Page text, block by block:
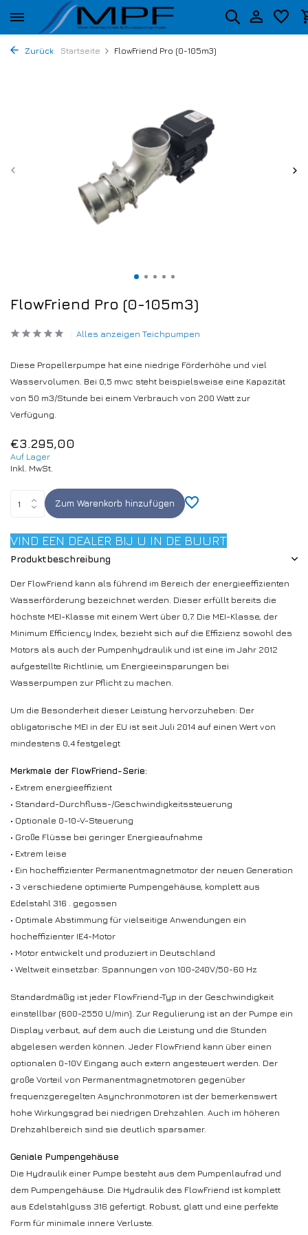
Zurück Startseite FlowFriend Pro (0-105m3)
FlowFriend Pro (0-105m3)
Alles anzeigen Teichpumpen
Diese Propellerpumpe hat eine niedrige Förderhöhe und viel
Wasservolumen. Bei 0,5 mwc steht beispielsweise eine Kapazität
von 50 m3/Stunde bei einem Verbrauch von 200 Watt zur
Verfügung.
€3.295,00
Auf Lager
Inkl. MwSt.
Zum Warenkorb hinzufügen
VIND EEN DEALER BIJ U IN DE BUURT
Produktbeschreibung
Der FlowFriend kann als führend im Bereich der energieeffizienten
Wasserförderung bezeichnet werden. Dieser erfüllt bereits die
höchste MEI-Klasse mit einem Wert über 0,7. Die MEI-Klasse, der
Minimum Efficiency Index, bezieht sich auf die Effizienz sowohl des
Motors als auch der Pumpenhydraulik und ist eine im Jahr 2012
aufgestellte Richtlinie, um Energieeinsparungen bei
Wasserpumpen zur Pflicht zu machen.
Um die Besonderheit dieser Leistung hervorzuheben: Der
obligatorische MEI in der EU ist seit Juli 2014 auf einen Wert von
mindestens 0,4 festgelegt
Merkmale der FlowFriend-Serie:
• Extrem energieeffizient
• Standard-Durchfluss-/Geschwindigkeitssteuerung
• Optionale 0-10-V-Steuerung
• Große Flüsse bei geringer Energieaufnahme
• Extrem leise
• Ein hocheffizienter Permanentmagnetmotor der neuen Generation
• 3 verschiedene optimierte Pumpengehäuse, komplett aus
Edelstahl 316 . gegossen
• Optimale Abstimmung für vielseitige Anwendungen ein
hocheffizienter IE4-Motor
• Motor entwickelt und produziert in Deutschland
• Weltweit einsetzbar: Spannungen von 100-240V/50-60 Hz
Standardmäßig ist jeder FlowFriend-Typ in der Geschwindigkeit
einstellbar (600-2550 U/min). Zur Regulierung ist an der Pumpe ein
Display verbaut, auf dem auch die Leistung und die Stunden
abgelesen werden können. Jeder FlowFriend kann über einen
optionalen 0-10V Eingang auch extern angesteuert werden. Der
große Vorteil von Permanentmagnetmotoren gegenüber
frequenzgeregelten Asynchronmotoren ist der bemerkenswert
hohe Wirkungsgrad bei niedrigen Drehzahlen. Auch im höheren
Drehzahlbereich sind sie deutlich sparsamer.
Geniale Pumpengehäuse
Die Hydraulik einer Pumpe besteht aus dem Pumpenlaufrad und
dem Pumpengehäuse. Die Hydraulik des FlowFriend ist komplett
aus Edelstahlguss 316 gefertigt. Robust, glatt und eine perfekte
Form für minimale innere Verluste.